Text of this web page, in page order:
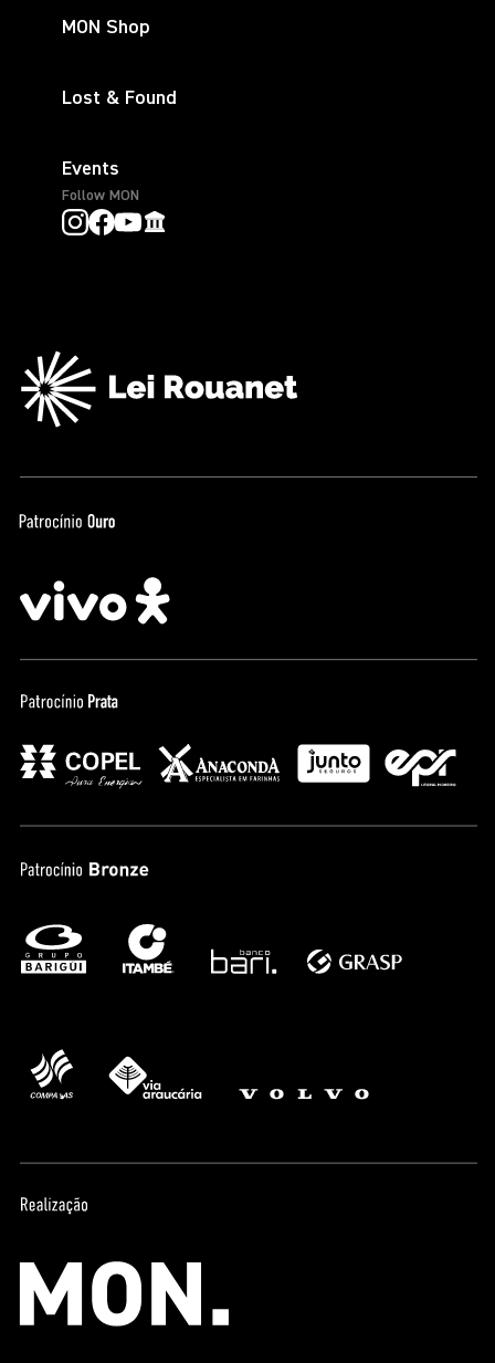
MON Shop
Lost & Found
Events
Follow MON